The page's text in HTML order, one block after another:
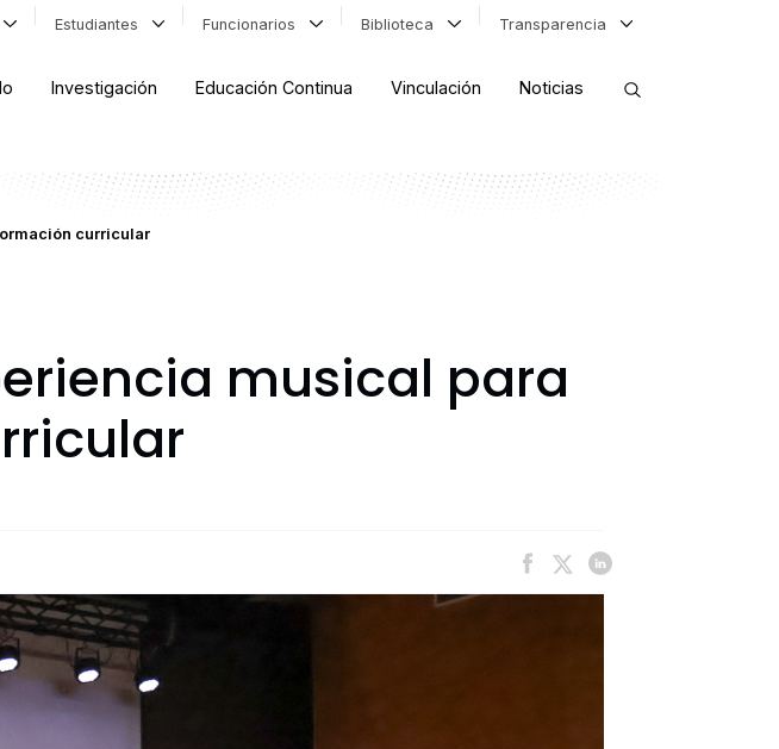
Estudiantes Funcionarios Biblioteca Transparencia
Investigación Educación Continua Vinculación Noticias
curricular
musical para